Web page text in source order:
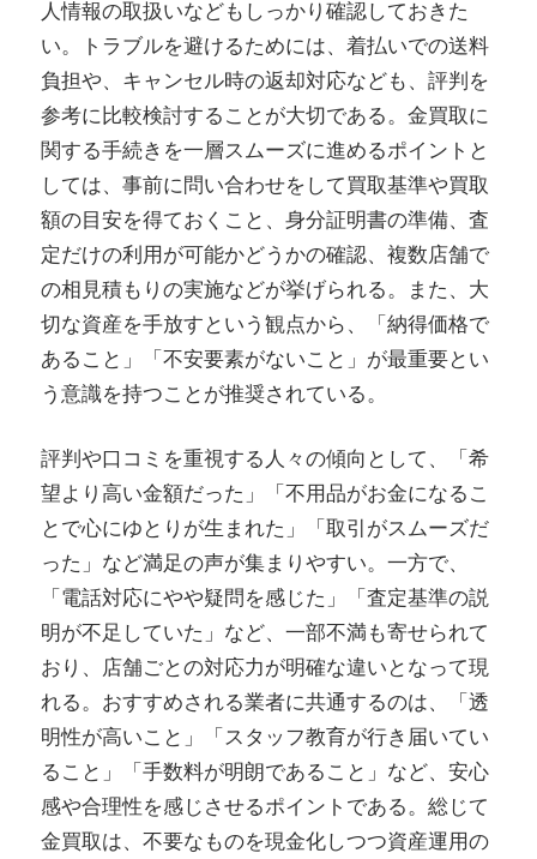
人情報の取扱いなどもしっかり確認しておきた
い。トラブルを避けるためには、着払いでの送料
負担や、キャンセル時の返却対応なども、評判を
参考に比較検討することが大切である。金買取に
関する手続きを一層スムーズに進めるポイントと
しては、事前に問い合わせをして買取基準や買取
額の目安を得ておくこと、身分証明書の準備、査
定だけの利用が可能かどうかの確認、複数店舗で
の相見積もりの実施などが挙げられる。また、大
切な資産を手放すという観点から、「納得価格で
あること」「不安要素がないこと」が最重要とい
う意識を持つことが推奨されている。
評判や口コミを重視する人々の傾向として、「希
望より高い金額だった」「不用品がお金になるこ
とで心にゆとりが生まれた」「取引がスムーズだ
った」など満足の声が集まりやすい。一方で、
「電話対応にやや疑問を感じた」「査定基準の説
明が不足していた」など、一部不満も寄せられて
おり、店舗ごとの対応力が明確な違いとなって現
れる。おすすめされる業者に共通するのは、「透
明性が高いこと」「スタッフ教育が行き届いてい
ること」「手数料が明朗であること」など、安心
感や合理性を感じさせるポイントである。総じて
金買取は、不要なものを現金化しつつ資産運用の